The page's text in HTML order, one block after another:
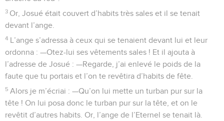
3 Or, Josué était couvert d’habits très sales et il se tenait
devant l’ange.
4 L’ange s’adressa à ceux qui se tenaient devant lui et leur
ordonna : —Otez-lui ses vêtements sales ! Et il ajouta à
l’adresse de Josué : —Regarde, j’ai enlevé le poids de la
faute que tu portais et l’on te revêtira d’habits de fête.
5 Alors je m’écriai : —Qu’on lui mette un turban pur sur la
tête ! On lui posa donc le turban pur sur la tête, et on le
revêtit d’autres habits. Or, l’ange de l’Eternel se tenait là.